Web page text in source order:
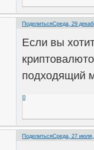
ПоделитьсяСреда, 29
Если вы
подходящий
0
ПоделитьсяСреда, 27 июля,